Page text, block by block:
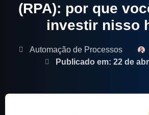
(RPA): por que
investir nisso
Automação de Processos
Publicado em: 22 de